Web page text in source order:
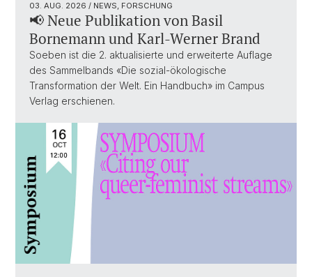
03. AUG. 2026 / NEWS, FORSCHUNG
📢 Neue Publikation von Basil
Bornemann und Karl-Werner Brand
Soeben ist die 2. aktualisierte und erweiterte Auflage
des Sammelbands «Die sozial-ökologische
Transformation der Welt. Ein Handbuch» im Campus
Verlag erschienen.